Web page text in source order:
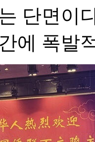
단면이
에 폭발